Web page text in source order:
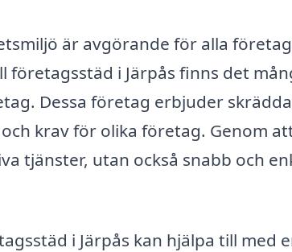
är avgörande för alla
i Järpås finns det
Dessa företag erbjuder
krav för olika företag. Genom
tjänster, utan också snabb och
i Järpås kan hjälpa till med